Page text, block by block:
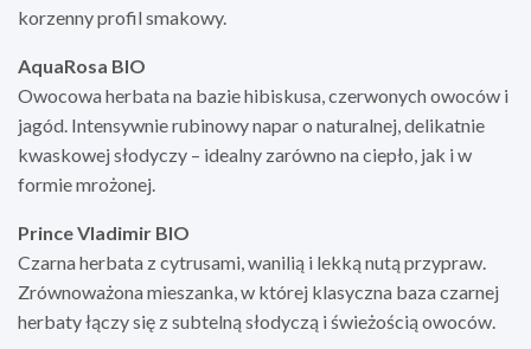
korzenny profil smakowy.
AquaRosa BIO
Owocowa herbata na bazie hibiskusa, czerwonych owoców i
jagód. Intensywnie rubinowy napar o naturalnej, delikatnie
kwaskowej słodyczy – idealny zarówno na ciepło, jak i w
formie mrożonej.
Prince Vladimir BIO
Czarna herbata z cytrusami, wanilią i lekką nutą przypraw.
Zrównoważona mieszanka, w której klasyczna baza czarnej
herbaty łączy się z subtelną słodyczą i świeżością owoców.